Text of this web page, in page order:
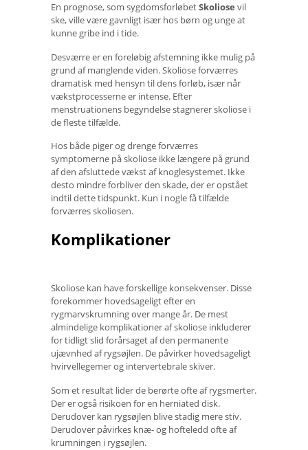
En prognose, som sygdomsforløbetSkoliose vil
ske, ville være gavnligt især hos børn og unge at
kunne gribe ind i tide.
Desværre er en foreløbig afstemning ikke mulig på
grund af manglende viden. Skoliose forværres
dramatisk med hensyn til dens forløb, især når
vækstprocesserne er intense. Efter
menstruationens begyndelse stagnerer skoliose i
de fleste tilfælde.
Hos både piger og drenge forværres
symptomerne på skoliose ikke længere på grund
af den afsluttede vækst af knoglesystemet. Ikke
desto mindre forbliver den skade, der er opstået
indtil dette tidspunkt. Kun i nogle få tilfælde
forværres skoliosen.
Komplikationer
Skoliose kan have forskellige konsekvenser. Disse
forekommer hovedsageligt efter en
rygmarvskrumning over mange år. De mest
almindelige komplikationer af skoliose inkluderer
for tidligt slid forårsaget af den permanente
ujævnhed af rygsøjlen. De påvirker hovedsageligt
hvirvellegemer og intervertebrale skiver.
Som et resultat lider de berørte ofte af rygsmerter.
Der er også risikoen for en herniated disk.
Derudover kan rygsøjlen blive stadig mere stiv.
Derudover påvirkes knæ- og hofteledd ofte af
krumningen i rygsøjlen.